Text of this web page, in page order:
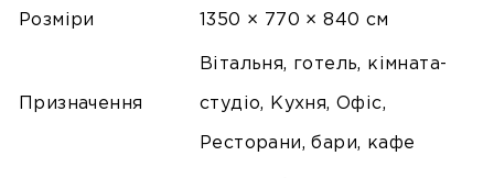
Розміри 1350 × 770 × 840 см
Призначення
Вітальня, готель, кімната-
студіо, Кухня, Офіс,
Ресторани, бари, кафе